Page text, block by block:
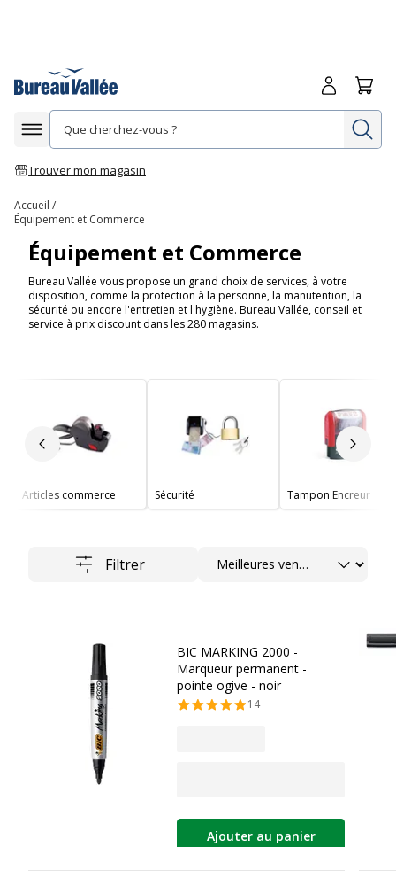
Afficher la navigation
Trouver mon magasin
Me
Accueil
Équipement et Commerce
Équipement et Commerce
Bureau Vallée vous propose un grand choix de services, à votre
disposition, comme la protection à la personne, la manutention, la
sécurité ou encore l'entretien et l'hygiène. Bureau Vallée, conseil et
service à prix discount dans les 280 magasins.
Slide précédent Slide
Articles commerce Sécurité Tampon Encreur
Filtrer Trier
BIC MARKING 2000 -
Marqueur permanent -
pointe ogive - noir
14
Ajouter au panier